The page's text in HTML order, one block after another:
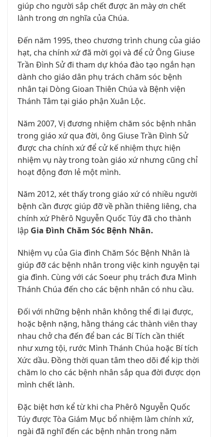
giúp cho người sắp chết được ăn mày ơn chết
lành trong ơn nghĩa của Chúa.
Đến năm 1995, theo chương trình chung của giáo
hạt, cha chính xứ đã mời gọi và để cử Ông Giuse
Trần Đình Sử đi tham dự khóa đào tạo ngắn hạn
dành cho giáo dân phụ trách chăm sóc bệnh
nhân tại Dòng Gioan Thiên Chúa và Bệnh viện
Thánh Tâm tại giáo phận Xuân Lộc.
Năm 2007, Vị đương nhiệm chăm sóc bệnh nhân
trong giáo xứ qua đời, ông Giuse Trần Đình Sử
được cha chính xứ để cử kế nhiệm thực hiện
nhiệm vụ này trong toàn giáo xứ nhưng cũng chỉ
hoạt động đơn lẻ một mình.
Năm 2012, xét thấy trong giáo xứ có nhiều người
bệnh cần được giúp đỡ về phần thiêng liêng, cha
chính xứ Phêrô Nguyễn Quốc Túy đã cho thành
lập Gia Đình Chăm Sóc Bệnh Nhân.
Nhiệm vụ của Gia đình Chăm Sóc Bệnh Nhân là
giúp đỡ các bệnh nhân trong việc kinh nguyện tại
gia đình. Cùng với các Soeur phụ trách đưa Mình
Thánh Chúa đến cho các bệnh nhân có nhu cầu.
Đối với những bệnh nhân không thể đi lại được,
hoặc bệnh nặng, hằng tháng các thành viên thay
nhau chở cha đến để ban các Bí Tích cần thiết
như xưng tội, rước Mình Thánh Chúa hoặc Bí tích
Xức dầu. Đồng thời quan tâm theo dõi để kịp thời
chăm lo cho các bệnh nhân sắp qua đời được dọn
mình chết lành.
Đặc biệt hơn kể từ khi cha Phêrô Nguyễn Quốc
Túy được Tòa Giám Mục bổ nhiệm làm chính xứ,
ngài đã nghĩ đến các bệnh nhân trong năm